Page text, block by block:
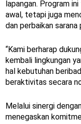
lapangan. Program
awal, tetapi juga
dan perbaikan sarana
“Kami berharap
kembali lingkungan
hal kebutuhan
beraktivitas secara
Melalui sinergi
menegaskan